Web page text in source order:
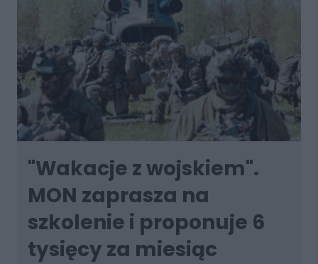
"Wakacje z wojskiem".
MON zaprasza na
szkolenie i proponuje 6
tysięcy za miesiąc